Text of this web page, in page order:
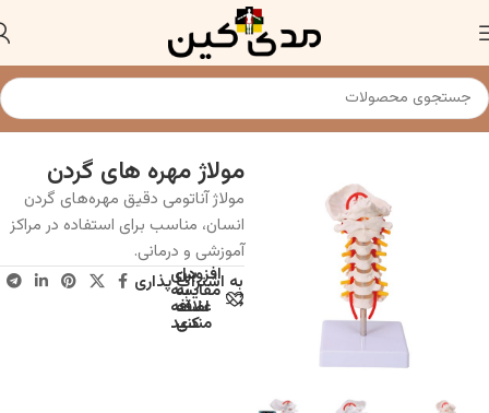
خانه مولاژ و مدل های آناتومی
مولاژ مهره های گردن
مولاژ آناتومی دقیق مهره‌های گردن
انسان، مناسب برای استفاده در مراکز
آموزشی و درمانی.
برای
مقایسه
اضافه
کنید
افزودن
به
علاقه
مندی
به اشتراک پذاری